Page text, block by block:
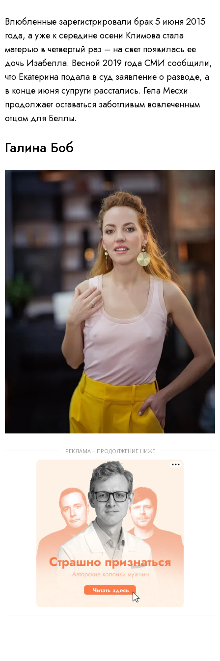
Влюбленные зарегистрировали брак 5 июня 2015
года, а уже к середине осени Климова стала
матерью в четвертый раз – на свет появилась ее
дочь Изабелла. Весной 2019 года СМИ сообщили,
что Екатерина подала в суд заявление о разводе, а
в конце июня супруги расстались. Гела Месхи
продолжает оставаться заботливым вовлеченным
отцом для Беллы.
Галина Боб
РЕКЛАМА – ПРОДОЛЖЕНИЕ НИЖЕ